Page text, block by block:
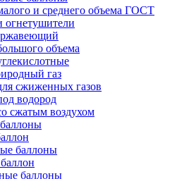
и среднего объема ГОСТ
огнетушители
объема
газ
сжиженных газов
водород
сжатым воздухом
баллоны
баллоны